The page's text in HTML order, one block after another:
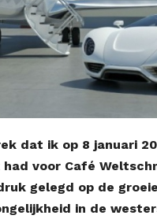
dat ik op 8 januari
had voor Café
gelegd op de
in de